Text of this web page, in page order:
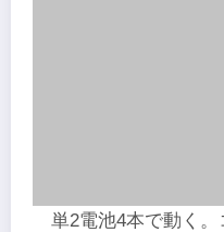
単2電池4本で動く